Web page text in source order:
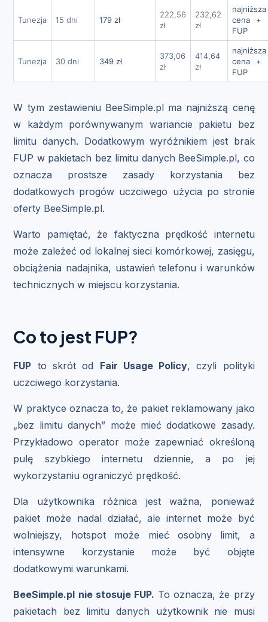
Tunezja 15 dni 179 zł
222,56
zł
232,62
zł
najniższa
cena +
FUP
Tunezja 30 dni 349 zł
373,06
zł
414,64
zł
najniższa
cena +
FUP
W tym zestawieniu BeeSimple.pl ma najniższą cenę
w każdym porównywanym wariancie pakietu bez
limitu danych. Dodatkowym wyróżnikiem jest brak
FUP w pakietach bez limitu danych BeeSimple.pl, co
oznacza prostsze zasady korzystania bez
dodatkowych progów uczciwego użycia po stronie
oferty BeeSimple.pl.
Warto pamiętać, że faktyczna prędkość internetu
może zależeć od lokalnej sieci komórkowej, zasięgu,
obciążenia nadajnika, ustawień telefonu i warunków
technicznych w miejscu korzystania.
Co to jest FUP?
FUP to skrót od Fair Usage Policy, czyli polityki
uczciwego korzystania.
W praktyce oznacza to, że pakiet reklamowany jako
„bez limitu danych” może mieć dodatkowe zasady.
Przykładowo operator może zapewniać określoną
pulę szybkiego internetu dziennie, a po jej
wykorzystaniu ograniczyć prędkość.
Dla użytkownika różnica jest ważna, ponieważ
pakiet może nadal działać, ale internet może być
wolniejszy, hotspot może mieć osobny limit, a
intensywne korzystanie może być objęte
dodatkowymi warunkami.
BeeSimple.pl nie stosuje FUP. To oznacza, że przy
pakietach bez limitu danych użytkownik nie musi